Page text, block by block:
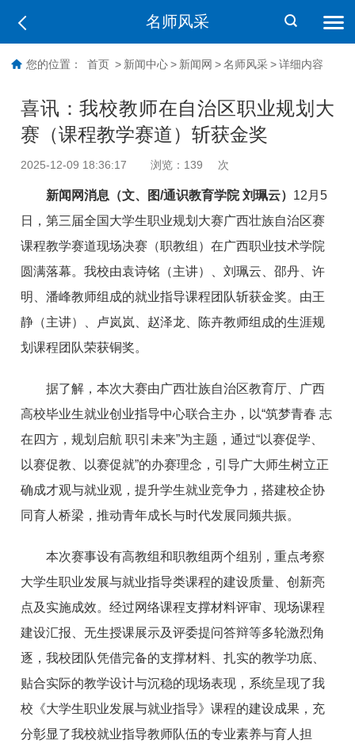
名师风采
您的位置： 首页 > 新闻中心 > 新闻网 > 名师风采 > 详细内容
喜讯：我校教师在自治区职业规划大
赛（课程教学赛道）斩获金奖
2025-12-09 18:36:17 浏览： 139 次
新闻网消息（文、 图/通识教育学院 刘珮云） 12月5
日，第三届全国大学生职业规划大赛广西壮族自治区赛
课程教学赛道现场决赛（职教组）在广西职业技术学院
圆满落幕。我校由袁诗铭（主讲）、刘珮云、邵丹、许
明、潘峰教师组成的就业指导课程团队斩获金奖。由王
静（主讲）、卢岚岚、赵泽龙、陈卉教师组成的生涯规
划课程团队荣获铜奖。
据了解，本次大赛由广西壮族自治区教育厅、广西
高校毕业生就业创业指导中心联合主办，以“筑梦青春 志
在四方，规划启航 职引未来”为主题，通过“以赛促学、
以赛促教、以赛促就”的办赛理念，引导广大师生树立正
确成才观与就业观，提升学生就业竞争力，搭建校企协
同育人桥梁，推动青年成长与时代发展同频共振。
本次赛事设有高教组和职教组两个组别，重点考察
大学生职业发展与就业指导类课程的建设质量、创新亮
点及实施成效。经过网络课程支撑材料评审、现场课程
建设汇报、无生授课展示及评委提问答辩等多轮激烈角
逐，我校团队凭借完备的支撑材料、扎实的教学功底、
贴合实际的教学设计与沉稳的现场表现，系统呈现了我
校《大学生职业发展与就业指导》课程的建设成果，充
分彰显了我校就业指导教师队伍的专业素养与育人担